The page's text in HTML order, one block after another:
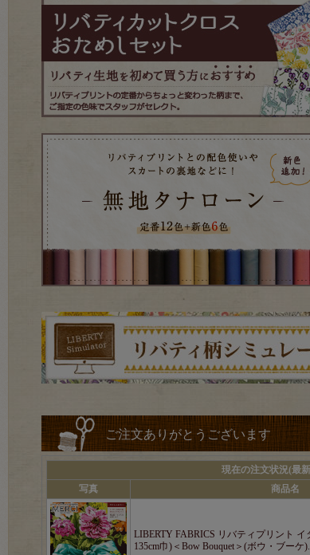
ご注文ありがとうございます